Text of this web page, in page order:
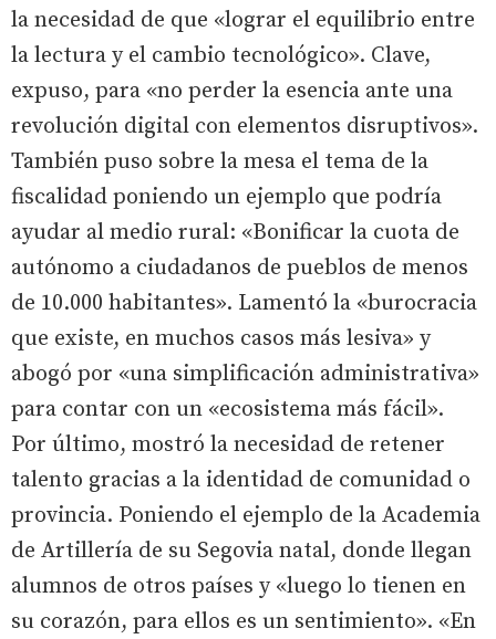
la necesidad de que «lograr el equilibrio entre
la lectura y el cambio tecnológico». Clave,
expuso, para «no perder la esencia ante una
revolución digital con elementos disruptivos».
También puso sobre la mesa el tema de la
fiscalidad poniendo un ejemplo que podría
ayudar al medio rural: «Bonificar la cuota de
autónomo a ciudadanos de pueblos de menos
de 10.000 habitantes». Lamentó la «burocracia
que existe, en muchos casos más lesiva» y
abogó por «una simplificación administrativa»
para contar con un «ecosistema más fácil».
Por último, mostró la necesidad de retener
talento gracias a la identidad de comunidad o
provincia. Poniendo el ejemplo de la Academia
de Artillería de su Segovia natal, donde llegan
alumnos de otros países y «luego lo tienen en
su corazón, para ellos es un sentimiento». «En